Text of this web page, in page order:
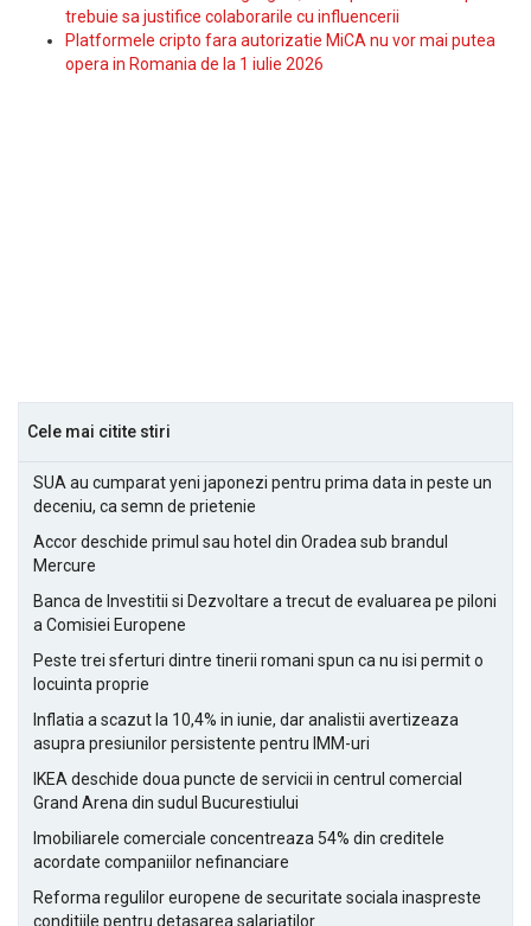
trebuie sa justifice colaborarile cu influencerii
Platformele cripto fara autorizatie MiCA nu vor mai putea
opera in Romania de la 1 iulie 2026
Cele mai citite stiri
SUA au cumparat yeni japonezi pentru prima data in peste un
deceniu, ca semn de prietenie
Accor deschide primul sau hotel din Oradea sub brandul
Mercure
Banca de Investitii si Dezvoltare a trecut de evaluarea pe piloni
a Comisiei Europene
Peste trei sferturi dintre tinerii romani spun ca nu isi permit o
locuinta proprie
Inflatia a scazut la 10,4% in iunie, dar analistii avertizeaza
asupra presiunilor persistente pentru IMM-uri
IKEA deschide doua puncte de servicii in centrul comercial
Grand Arena din sudul Bucurestiului
Imobiliarele comerciale concentreaza 54% din creditele
acordate companiilor nefinanciare
Reforma regulilor europene de securitate sociala inaspreste
conditiile pentru detasarea salariatilor